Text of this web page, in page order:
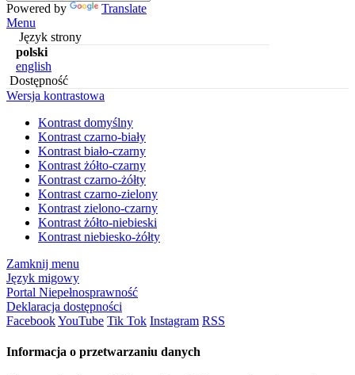
Powered by
Translate
Menu
Język strony
polski
english
Dostępność
Wersja kontrastowa
Kontrast domyślny
Kontrast czarno-biały
Kontrast biało-czarny
Kontrast żółto-czarny
Kontrast czarno-żółty
Kontrast czarno-zielony
Kontrast zielono-czarny
Kontrast żółto-niebieski
Kontrast niebiesko-żółty
Zamknij menu
Język migowy
Portal Niepełnosprawność
Deklaracja dostępności
FacebookYouTube Tik Tok Instagram RSS
Informacja o przetwarzaniu danych